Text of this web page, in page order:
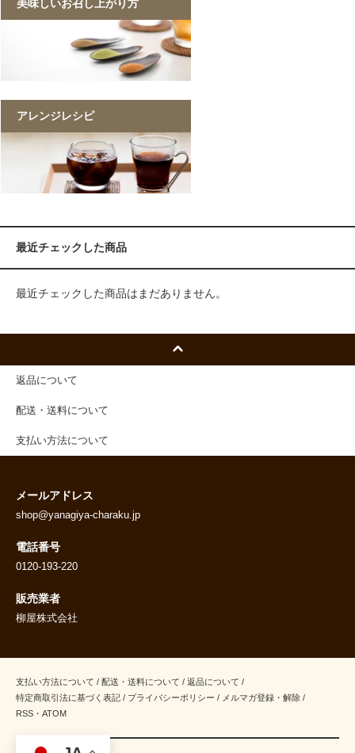
美味しいお召し上がり方
アレンジレシピ
最近チェックした商品
最近チェックした商品はまだありません。
返品について
配送・送料について
支払い方法について
メールアドレス
shop@yanagiya-charaku.jp
電話番号
0120-193-220
販売業者
柳屋株式会社
支払い方法について / 配送・送料について / 返品について /
特定商取引法に基づく表記 / プライバシーポリシー / メルマガ登録・解除 /
RSS ・ ATOM